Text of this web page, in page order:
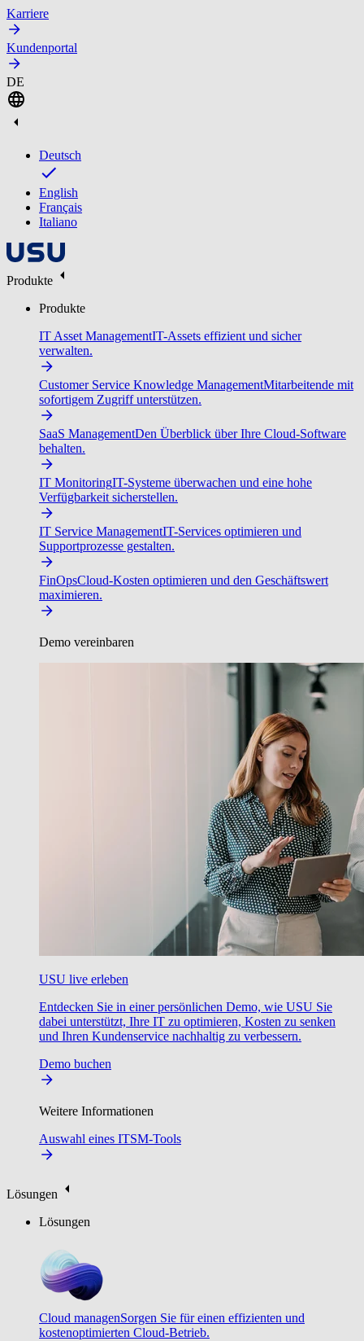
Karriere
Kundenportal
DE
Deutsch
English
Français
Italiano
Produkte
Produkte
IT Asset ManagementIT-Assets effizient und sicher
verwalten.
Customer Service Knowledge ManagementMitarbeitende mit
sofortigem Zugriff unterstützen.
SaaS ManagementDen Überblick über Ihre Cloud-Software
behalten.
IT MonitoringIT-Systeme überwachen und eine hohe
Verfügbarkeit sicherstellen.
IT Service ManagementIT-Services optimieren und
Supportprozesse gestalten.
FinOpsCloud-Kosten optimieren und den Geschäftswert
maximieren.
Demo vereinbaren
USU live erleben
Entdecken Sie in einer persönlichen Demo, wie USU Sie
dabei unterstützt, Ihre IT zu optimieren, Kosten zu senken
und Ihren Kundenservice nachhaltig zu verbessern.
Demo buchen
Weitere Informationen
Auswahl eines ITSM-Tools
Lösungen
Lösungen
Cloud managenSorgen Sie für einen effizienten und
kostenoptimierten Cloud-Betrieb.